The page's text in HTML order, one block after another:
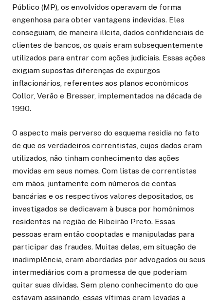
Público (MP), os envolvidos operavam de forma
engenhosa para obter vantagens indevidas. Eles
conseguiam, de maneira ilícita, dados confidenciais de
clientes de bancos, os quais eram subsequentemente
utilizados para entrar com ações judiciais. Essas ações
exigiam supostas diferenças de expurgos
inflacionários, referentes aos planos econômicos
Collor, Verão e Bresser, implementados na década de
1990.
O aspecto mais perverso do esquema residia no fato
de que os verdadeiros correntistas, cujos dados eram
utilizados, não tinham conhecimento das ações
movidas em seus nomes. Com listas de correntistas
em mãos, juntamente com números de contas
bancárias e os respectivos valores depositados, os
investigados se dedicavam à busca por homônimos
residentes na região de Ribeirão Preto. Essas
pessoas eram então cooptadas e manipuladas para
participar das fraudes. Muitas delas, em situação de
inadimplência, eram abordadas por advogados ou seus
intermediários com a promessa de que poderiam
quitar suas dívidas. Sem pleno conhecimento do que
estavam assinando, essas vítimas eram levadas a